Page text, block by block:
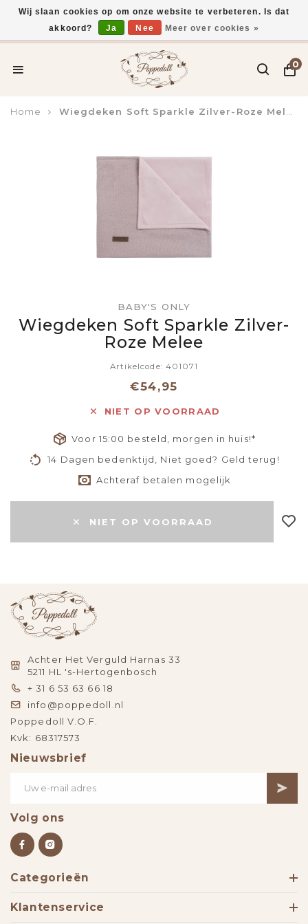
Voor 15:00 uur besteld, vandaag verzonden*
0
Home Wiegdeken Soft Sparkle Zilver-Roze Melee
BABY'S ONLY
Wiegdeken Soft Sparkle Zilver-
Roze Melee
Artikelcode: 401071
€54,95
NIET OP VOORRAAD
Voor 15:00 besteld, morgen in huis!*
14 Dagen bedenktijd, Niet goed? Geld terug!
Achteraf betalen mogelijk
NIET OP VOORRAAD
Achter Het Verguld Harnas 33
5211 HL 's-Hertogenbosch
+ 31 6 53 63 66 18
info@poppedoll.nl
Poppedoll V.O.F.
Kvk: 68317573
Nieuwsbrief
Volg ons
Categorieën
Klantenservice
Wij slaan cookies op om onze website te verbeteren. Is dat
akkoord?
Ja Nee Meer over cookies »